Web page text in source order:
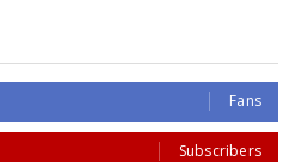
Fans
Subscribers